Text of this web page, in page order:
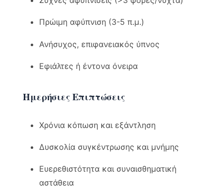
Πρώιμη αφύπνιση (3-5 π.μ.)
Ανήσυχος, επιφανειακός ύπνος
Εφιάλτες ή έντονα όνειρα
Ημερήσιες Επιπτώσεις
Χρόνια κόπωση και εξάντληση
Δυσκολία συγκέντρωσης και μνήμης
Ευερεθιστότητα και συναισθηματική
αστάθεια